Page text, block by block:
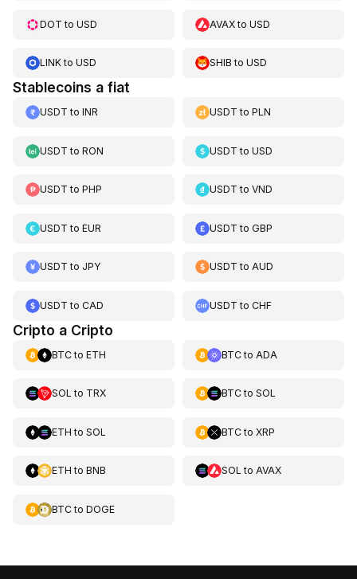
DOT to USD AVAXtoUSD
LINKto USD SHIB toUSD
Stablecoins a fiat
USDT to INR USDT toPLN
USDT to RON USDT toUSD
USDT to PHP USDT toVND
USDT to EUR USDT toGBP
USDT to JPY USDT toAUD
USDT to CAD USDT toCHF
Cripto a Cripto
BTCto ETH BTCto ADA
SOL to TRX BTCto SOL
ETH to SOL BTCto XRP
ETH to BNB SOL to AVAX
BTCto DOGE